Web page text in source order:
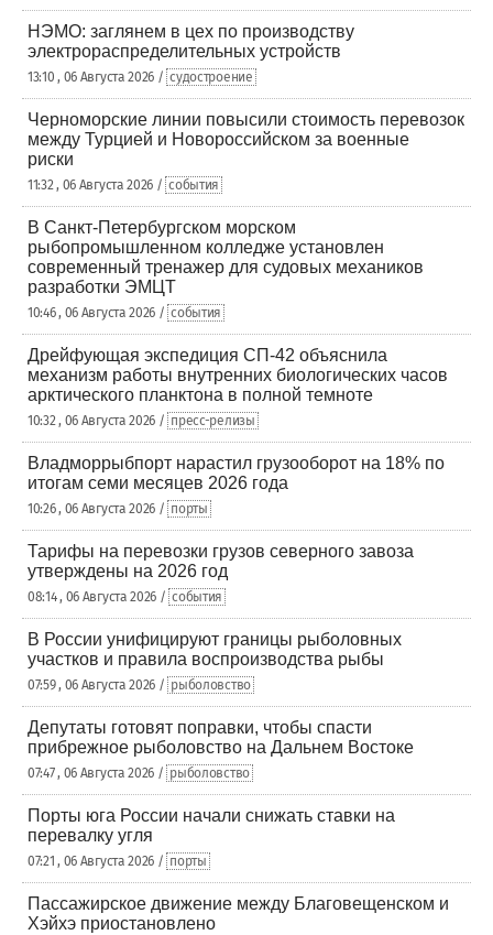
НЭМО: заглянем в цех по производству
электрораспределительных устройств
13:10 , 06 Августа 2026 / судостроение
Черноморские линии повысили стоимость перевозок
между Турцией и Новороссийском за военные
риски
11:32 , 06 Августа 2026 / события
В Санкт-Петербургском морском
рыбопромышленном колледже установлен
современный тренажер для судовых механиков
разработки ЭМЦТ
10:46 , 06 Августа 2026 / события
Дрейфующая экспедиция СП-42 объяснила
механизм работы внутренних биологических часов
арктического планктона в полной темноте
10:32 , 06 Августа 2026 / пресс-релизы
Владморрыбпорт нарастил грузооборот на 18% по
итогам семи месяцев 2026 года
10:26 , 06 Августа 2026 / порты
Тарифы на перевозки грузов северного завоза
утверждены на 2026 год
08:14 , 06 Августа 2026 / события
В России унифицируют границы рыболовных
участков и правила воспроизводства рыбы
07:59 , 06 Августа 2026 / рыболовство
Депутаты готовят поправки, чтобы спасти
прибрежное рыболовство на Дальнем Востоке
07:47 , 06 Августа 2026 / рыболовство
Порты юга России начали снижать ставки на
перевалку угля
07:21 , 06 Августа 2026 / порты
Пассажирское движение между Благовещенском и
Хэйхэ приостановлено